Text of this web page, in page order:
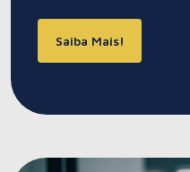
Saiba Mais!